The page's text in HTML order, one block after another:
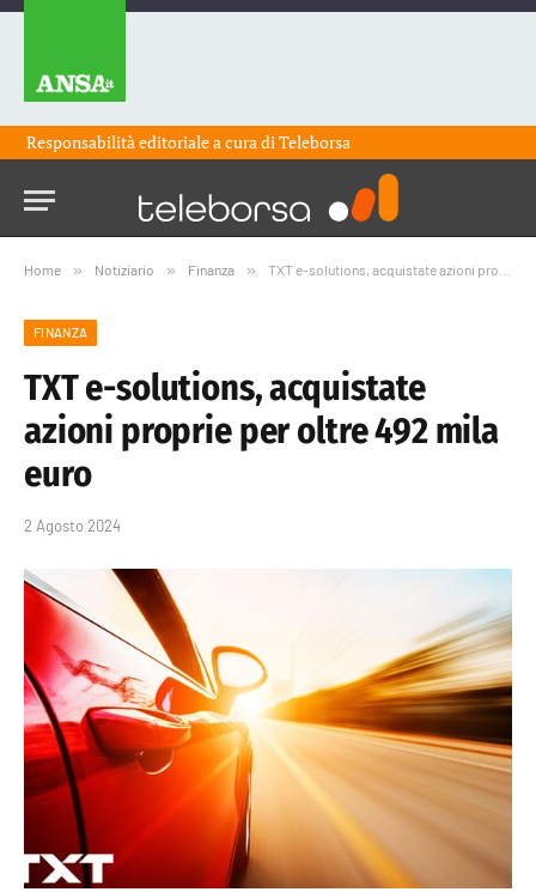
Responsabilità editoriale a cura diTeleborsa
Home » Notiziario » Finanza » TXT e-solutions, acquistate azioni proprie per oltre 492 mila euro
FINANZA
TXT e-solutions, acquistate
azioni proprie per oltre 492 mila
euro
2 Agosto 2024